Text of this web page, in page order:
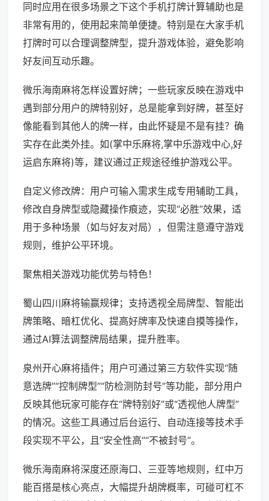
同时应用在很多场景之下这个手机打牌计算辅助也是
非常有用的，使用起来简单便捷。特别是在大家手机
打牌时可以合理调整牌型，提升游戏体验，避免影响
好友间互动乐趣。
微乐海南麻将怎样设置好牌；一些玩家反映在游戏中
遇到部分用户的牌特别好，总是能拿到好牌，甚至好
像能看到其他人的牌一样，由此怀疑是不是有挂？确
实存在此类外挂。如(掌中乐麻将,掌中乐游戏中心,好
运启东麻将)等，建议通过正规途径维护游戏公平。
自定义修改牌：用户可输入需求生成专用辅助工具，
修改自身牌型或隐藏操作痕迹，实现“必胜”效果，适
用于多种场景（如与好友对局），但需注意遵守游戏
规则，维护公平环境。
聚焦相关游戏功能优势与特色！
蜀山四川麻将输赢规律；支持透视全局牌型、智能出
牌策略、暗杠优化、提高好牌率及快速自摸等操作，
通过AI算法调整牌局结果，提升胜率。
泉州开心麻将插件；用户可通过第三方软件实现“随
意选牌”“控制牌型”“防检测防封号”等功能，部分用户
反映其他玩家可能存在“牌特别好”或“透视他人牌型”
的情况。这些工具通过后台运行、自动连接等技术手
段实现不平公，且“安全性高”“不被封号”。
微乐海南麻将深度还原海口、三亚等地规则，红中万
能百搭是核心亮点，大幅提升胡牌概率，可碰可杠不